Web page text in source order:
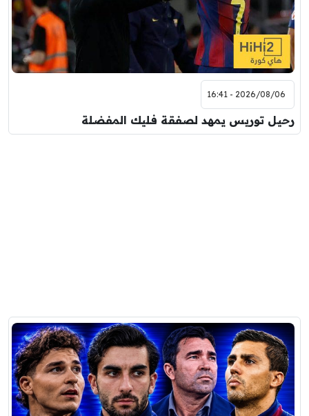
2026/08/06 - 16:41
رحيل توريس يمهد لصفقة فليك المفضلة